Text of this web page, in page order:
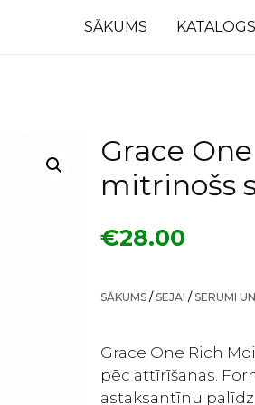
SĀKUMS KATALOGS
Grace
mitrinošs
€28.00
SĀKUMS /SEJAI /SERUMI
Grace One Rich
pēc attīrīšanas.
astaksantīnu